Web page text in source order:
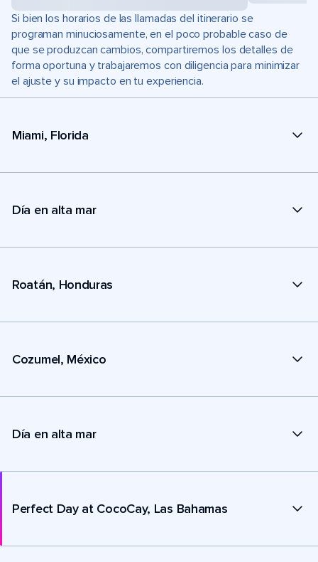
Si bien los horarios de las llamadas del itinerario se
programan minuciosamente, en el poco probable caso de
que se produzcan cambios, compartiremos los detalles de
forma oportuna y trabajaremos con diligencia para minimizar
el ajuste y su impacto en tu experiencia.
Miami, Florida
Día en alta mar
Roatán, Honduras
Cozumel, México
Día en alta mar
Perfect Day at CocoCay, Las Bahamas